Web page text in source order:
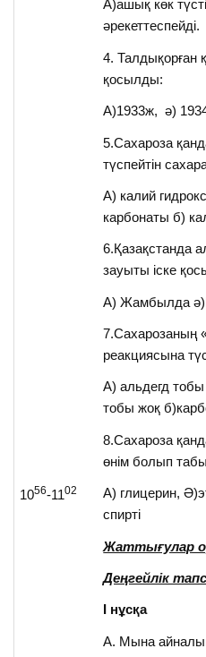
1056-1102
А)ашық көк
әрекеттеспейді.
4. Талдықорған
қосылды:
А)1933ж, ә)
5.Сахароза
түспейтін
А) калий
карбонаты б)
6.Қазақстанда
зауыты іске
А) Жамбылда
7.Сахарозаның
реакциясына
А) альдегд
тобы жоқ
8.Сахароза
өнім болып
А) глицерин,
спирті
Жаттығулар
Деңгейлік
І нұсқа
А. Мына